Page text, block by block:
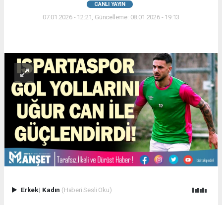
CANLI YAYIN
07.01.2026 - 12:21, Güncelleme: 08.01.2026 - 19:13
Erkek| Kadın (Haberi Sesli Oku)